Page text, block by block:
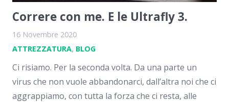
Correre con me. E le Ultrafly 3.
16 Novembre 2020
ATTREZZATURA, BLOG
Ci risiamo. Per la seconda volta. Da una parte un
virus che non vuole abbandonarci, dall’altra noi che ci
aggrappiamo, con tutta la forza che ci resta, alle